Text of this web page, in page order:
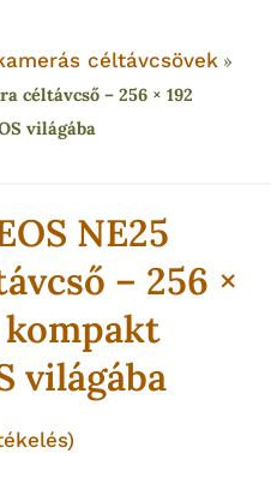
céltávcsövek »
céltávcső – 256 × 192
világába
NE25
– 256 ×
kompakt
világába